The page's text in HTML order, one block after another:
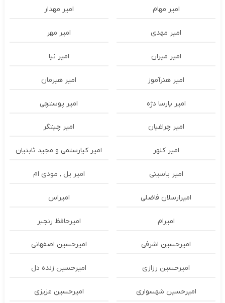
امیر مهام امیر مهدار
امیر مهدی امیر مهر
امیر میران امیر نیا
امیر هنرآموز امیر هیرمان
امیر پارسا دژه امیر پوستچی
امیر چراغیان امیر چیتگر
امیر کلهر امیر کیارستمی و مجید ثابتیان
امیر یاسینی امیر یل , مودی ام
امیرارسلان فاضلی امیراس
امیرام امیرحافظ رنجبر
امیرحسین اشرفی امیرحسین اصفهانی
امیرحسین رزازی امیرحسین زنده دل
امیرحسین شهسواری امیرحسین عزیزی